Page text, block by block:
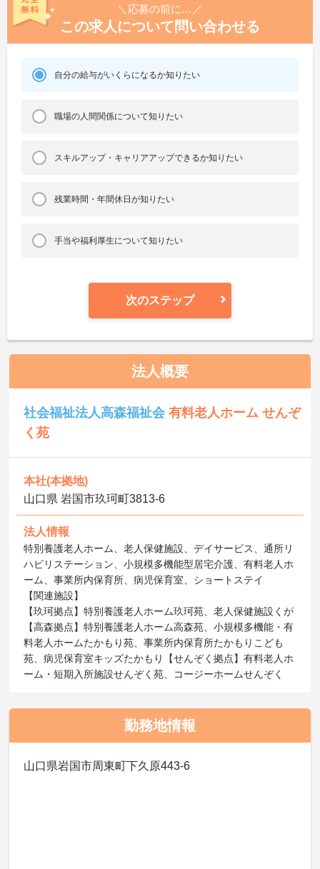
＼応募の前に…／
この求人について問い合わせる
自分の給与がいくらになるか知りたい
職場の人間関係について知りたい
スキルアップ・キャリアアップできるか知りたい
残業時間・年間休日が知りたい
手当や福利厚生について知りたい
次のステップ
法人概要
社会福祉法人高森福祉会有料老人ホーム せんぞ
く苑
本社(本拠地)
山口県 岩国市玖珂町3813‐6
法人情報
特別養護老人ホーム、老人保健施設、デイサービス、通所リ
ハビリステーション、小規模多機能型居宅介護、有料老人ホ
ーム、事業所内保育所、病児保育室、ショートステイ
【関連施設】
【玖珂拠点】特別養護老人ホーム玖珂苑、老人保健施設くが
【高森拠点】特別養護老人ホーム高森苑、小規模多機能・有
料老人ホームたかもり苑、事業所内保育所たかもりこども
苑、病児保育室キッズたかもり【せんぞく拠点】有料老人ホ
ーム・短期入所施設せんぞく苑、コージーホームせんぞく
勤務地情報
山口県岩国市周東町下久原443‐6